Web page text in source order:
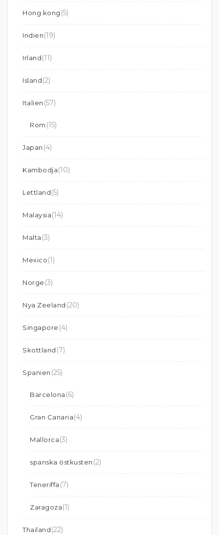
Hong kong (5)
Indien(19)
Irland(11)
Island(2)
Italien (57)
Rom (15)
Japan (4)
Kambodja(10)
Lettland(5)
Malaysia(14)
Malta (3)
Mexico(1)
Norge (3)
Nya Zeeland (20)
Singapore (4)
Skottland (7)
Spanien (25)
Barcelona (6)
Gran Canaria(4)
Mallorca(3)
spanska östkusten (2)
Teneriffa (7)
Zaragoza(1)
Thailand(22)